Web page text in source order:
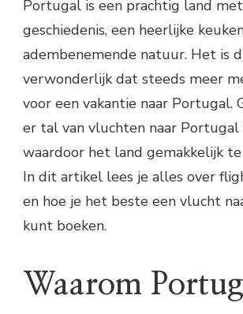
Portugal is een prachtig land
geschiedenis, een heerlijke
adembenemende natuur. Het is
verwonderlijk dat steeds meer
voor een vakantie naar Portugal.
er tal van vluchten naar Portugal
waardoor het land gemakkelijk te
In dit artikel lees je alles over
en hoe je het beste een vlucht
kunt boeken.
Waarom